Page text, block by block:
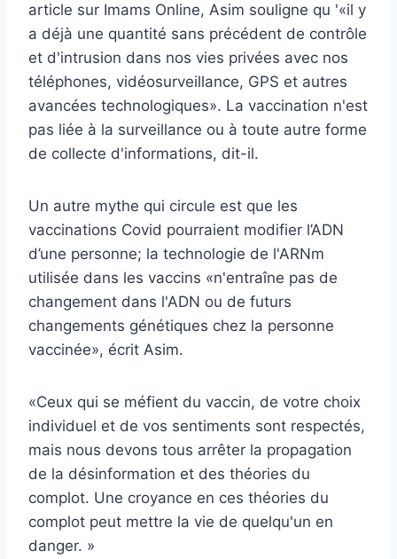
article sur Imams Online, Asim souligne qu '«il y
a déjà une quantité sans précédent de contrôle
et d'intrusion dans nos vies privées avec nos
téléphones, vidéosurveillance, GPS et autres
avancées technologiques». La vaccination n'est
pas liée à la surveillance ou à toute autre forme
de collecte d'informations, dit-il.
Un autre mythe qui circule est que les
vaccinations Covid pourraient modifier l’ADN
d’une personne; la technologie de l'ARNm
utilisée dans les vaccins «n'entraîne pas de
changement dans l'ADN ou de futurs
changements génétiques chez la personne
vaccinée», écrit Asim.
«Ceux qui se méfient du vaccin, de votre choix
individuel et de vos sentiments sont respectés,
mais nous devons tous arrêter la propagation
de la désinformation et des théories du
complot. Une croyance en ces théories du
complot peut mettre la vie de quelqu'un en
danger. »